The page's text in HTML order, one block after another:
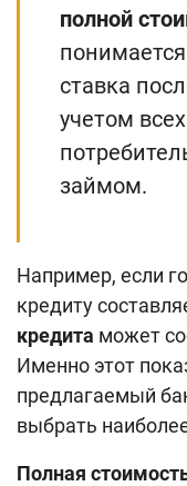
полной
ставка
учетом
займом.
Например, если
кредиту
кредита может
Именно этот
предлагаемый
выбрать
Полная